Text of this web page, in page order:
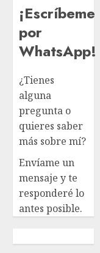
¡Escríbeme
por
WhatsApp!
¿Tienes
alguna
pregunta o
quieres saber
más sobre mí?
Envíame un
mensaje y te
responderé lo
antes posible.